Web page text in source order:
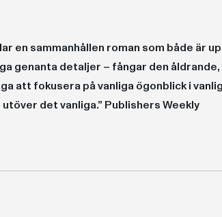
en sammanhållen roman som både är
genanta detaljer – fångar den
att fokusera på vanliga ögonblick i
det vanliga.” Publishers Weekly